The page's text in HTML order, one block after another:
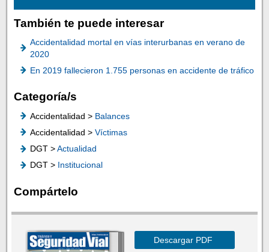
También te puede interesar
Accidentalidad mortal en vías interurbanas en verano de
2020
En 2019 fallecieron 1.755 personas en accidente de tráfico
Categoría/s
Accidentalidad > Balances
Accidentalidad > Víctimas
DGT >Actualidad
DGT > Institucional
Compártelo
Descargar PDF